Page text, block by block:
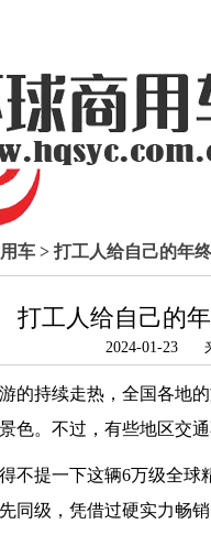
用车 > 打工人给自己的年
打工人给自己的
2024-01-23
的持续走热，全国各地
色。不过，有些地区交
不提一下这辆6万级全
同级，凭借过硬实力畅